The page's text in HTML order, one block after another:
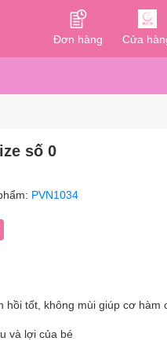
Đơn hàng Cửa
số 0
PVN1034
hồi tốt, không mùi giúp cơ hàm
và lợi của bé